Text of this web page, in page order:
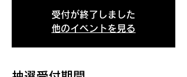
受付が終了しました
他のイベントを見る